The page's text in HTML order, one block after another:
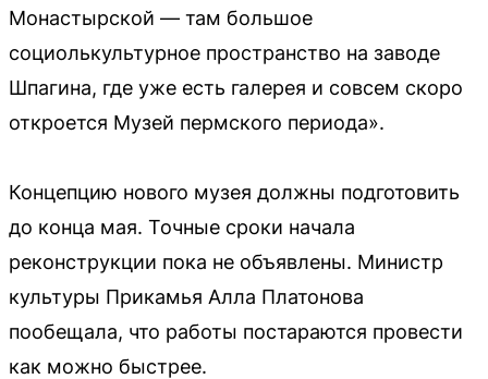
Монастырской — там большое
социолькультурное пространство на заводе
Шпагина, где уже есть галерея и совсем скоро
откроется Музей пермского периода».
Концепцию нового музея должны подготовить
до конца мая. Точные сроки начала
реконструкции пока не объявлены. Министр
культуры Прикамья Алла Платонова
пообещала, что работы постараются провести
как можно быстрее.